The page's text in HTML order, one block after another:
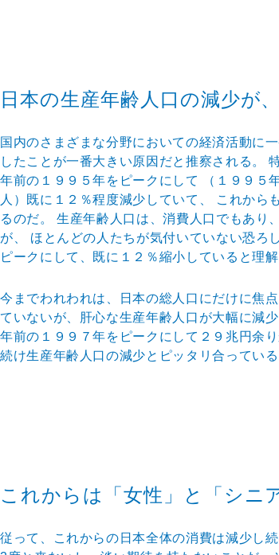
日本の生産年齢人口の減少が
国内のさまざまな分野においての経済活動に
したことが一番大きい原因だと推察される。
年前の１９９５年をピークにして （１９９５
人）既に１２％程度減少していて、 これから
るのだ。 生産年齢人口は、消費人口でもあり
が、 ほとんどの人たちが気付いていない恐ろ
ピークにして、既に１２％縮小していると理解
今までわれわれは、日本の総人口にだけに焦
ていないが、肝心な生産年齢人口が大幅に減
年前の１９９７年をピークにして２９兆円余
続け生産年齢人口の減少とピッタリ合っている
これからは「女性」と「シニ
従って、これからの日本全体の消費は減少し